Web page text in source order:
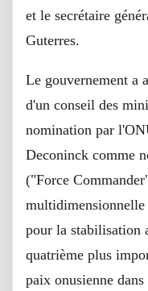
et le secrétaire
Guterres.
Le gouvernement a
d'un conseil des
nomination par
Deconinck comme
("Force
multidimensionnelle
pour la stabilisation
quatrième plus
paix onusienne